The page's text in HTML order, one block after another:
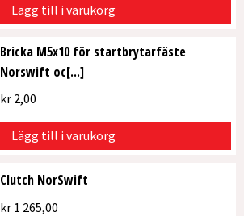
Lägg till i varukorg
Bricka M5x10 för startbrytarfäste
Norswift oc[...]
kr2,00
Lägg till i varukorg
Clutch NorSwift
kr1 265,00